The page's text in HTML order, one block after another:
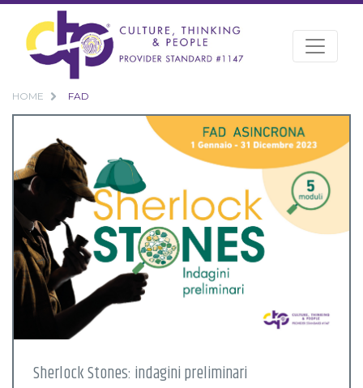
HOME FAD
Sherlock Stones: indagini preliminari